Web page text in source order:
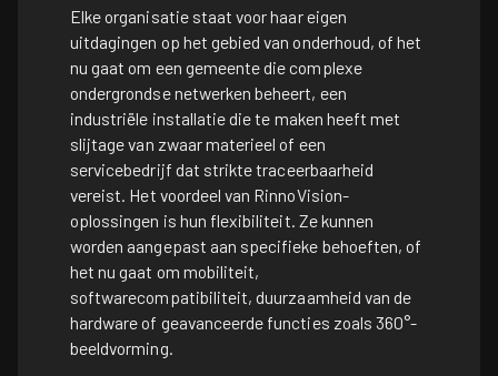
Elke organisatie staat voor haar eigen
uitdagingen op het gebied van onderhoud, of het
nu gaat om een gemeente die complexe
ondergrondse netwerken beheert, een
industriële installatie die te maken heeft met
slijtage van zwaar materieel of een
servicebedrijf dat strikte traceerbaarheid
vereist. Het voordeel van RinnoVision-
oplossingen is hun flexibiliteit. Ze kunnen
worden aangepast aan specifieke behoeften, of
het nu gaat om mobiliteit,
softwarecompatibiliteit, duurzaamheid van de
hardware of geavanceerde functies zoals 360°-
beeldvorming.